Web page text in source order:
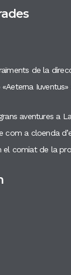
de la
Iuventus»
aventures a
com a cloenda
el comiat de la